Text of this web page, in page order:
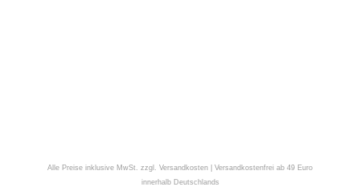
Alle Preise inklusive MwSt. zzgl. Versandkosten | Versandkostenfrei ab 49 Euro
innerhalb Deutschlands